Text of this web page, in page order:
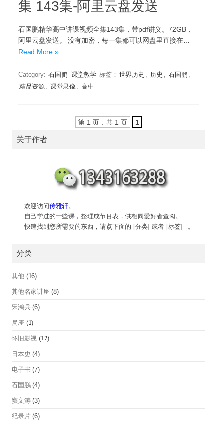
集 143集-阿里云盘发送
石国鹏精华高中讲课视频全集143集，带pdf讲义。72GB，
阿里云盘发送。 没有加密，每一集都可以网盘里直接在…
Read More »
Category: 石国鹏 课堂教学 标签： 世界历史 , 历史 , 石国鹏 ,
精品资源 , 课堂录像 , 高中
第 1 页，共 1 页 1
关于作者
欢迎访问传雅轩。
自己学过的一些课，整理成节目表，供相同爱好者查阅。
快速找到您所需要的东西，请点下面的 [分类] 或者 [标签] ↓。
分类
其他 (16)
其他名家讲座 (8)
宋鸿兵 (6)
局座 (1)
怀旧影视 (12)
日本史 (4)
电子书 (7)
石国鹏 (4)
窦文涛 (3)
纪录片 (6)